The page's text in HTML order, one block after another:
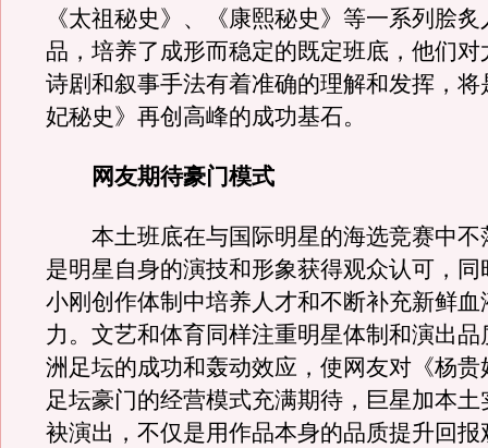
《太祖秘史》、《康熙秘史》等一系列脍
品，培养了成形而稳定的既定班底，他们对
诗剧和叙事手法有着准确的理解和发挥，将
妃秘史》再创高峰的成功基石。
网友期待豪门模式
本土班底在与国际明星的海选竞赛中不
是明星自身的演技和形象获得观众认可，同
小刚创作体制中培养人才和不断补充新鲜血
力。文艺和体育同样注重明星体制和演出品
洲足坛的成功和轰动效应，使网友对《杨贵
足坛豪门的经营模式充满期待，巨星加本
袂演出，不仅是用作品本身的品质提升回报